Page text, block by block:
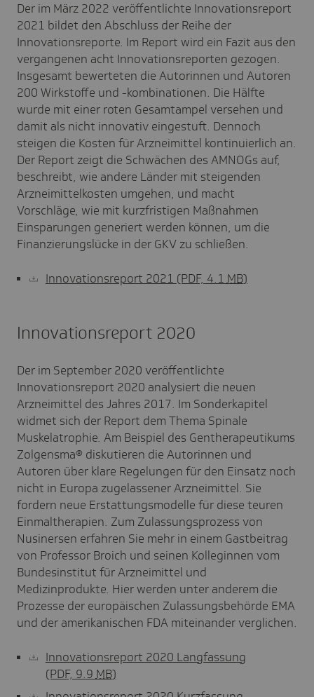
Der im März 2022 veröffentlichte Innovationsreport
2021 bildet den Abschluss der Reihe der
Innovationsreporte. Im Report wird ein Fazit aus den
vergangenen acht Innovationsreporten gezogen.
Insgesamt bewerteten die Autorinnen und Autoren
200 Wirkstoffe und -kombinationen. Die Hälfte
wurde mit einer roten Gesamtampel versehen und
damit als nicht innovativ eingestuft. Dennoch
steigen die Kosten für Arzneimittel kontinuierlich an.
Der Report zeigt die Schwächen des AMNOGs auf,
beschreibt, wie andere Länder mit steigenden
Arzneimittelkosten umgehen, und macht
Vorschläge, wie mit kurzfristigen Maßnahmen
Einsparungen generiert werden können, um die
Finanzierungslücke in der GKV zu schließen.
Innovationsreport 2021 (PDF, 4.1MB)
Innovationsreport 2020
Der im September 2020 veröffentlichte
Innovationsreport 2020 analysiert die neuen
Arzneimittel des Jahres 2017. Im Sonderkapitel
widmet sich der Report dem Thema Spinale
Muskelatrophie. Am Beispiel des Gentherapeutikums
Zolgensma® diskutieren die Autorinnen und
Autoren über klare Regelungen für den Einsatz noch
nicht in Europa zugelassener Arzneimittel. Sie
fordern neue Erstattungsmodelle für diese teuren
Einmaltherapien. Zum Zulassungsprozess von
Nusinersen erfahren Sie mehr in einem Gastbeitrag
von Professor Broich und seinen Kolleginnen vom
Bundesinstitut für Arzneimittel und
Medizinprodukte. Hier werden unter anderem die
Prozesse der europäischen Zulassungsbehörde EMA
und der amerikanischen FDA miteinander verglichen.
Innovationsreport 2020 Langfassung
(PDF, 9.9MB)